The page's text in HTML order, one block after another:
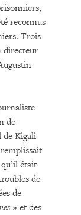
reconnus
Trois
directeur
de
de Kigali
était
de
de
» et des